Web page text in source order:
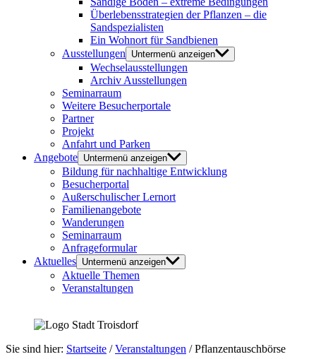
Überlebensstrategien der Pflanzen – die
Sandspezialisten
Ein Wohnort für Sandbienen
Ausstellungen
Untermenü anzeigen
Wechselausstellungen
Archiv Ausstellungen
Seminarraum
Weitere Besucherportale
Partner
Projekt
Anfahrt und Parken
Angebote Untermenü anzeigen
Bildung für nachhaltige Entwicklung
Besucherportal
Außerschulischer Lernort
Familienangebote
Wanderungen
Seminarraum
Anfrageformular
Aktuelles Untermenü anzeigen
Aktuelle Themen
Veranstaltungen
Sie sind hier: Startseite /Veranstaltungen /Pflanzentauschbörse